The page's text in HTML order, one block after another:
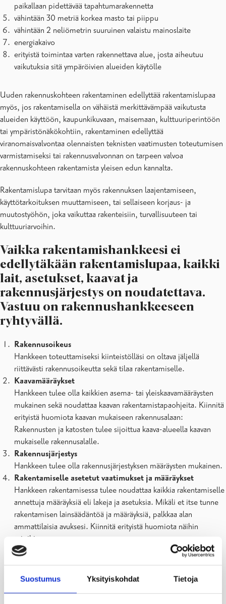
Suostumus Yksityiskohdat Tietoja
paikallaan pidettävää tapahtumarakennetta
vähintään 30 metriä korkea masto tai piippu
vähintään 2 neliömetrin suuruinen valaistu mainoslaite
energiakaivo
erityistä toimintaa varten rakennettava alue, josta aiheutuu
vaikutuksia sitä ympäröivien alueiden käytölle
Uuden rakennuskohteen rakentaminen edellyttää rakentamislupaa
myös, jos rakentamisella on vähäistä merkittävämpää vaikutusta
alueiden käyttöön, kaupunkikuvaan, maisemaan, kulttuuriperintöön
tai ympäristönäkökohtiin, rakentaminen edellyttää
viranomaisvalvontaa olennaisten teknisten vaatimusten toteutumisen
varmistamiseksi tai rakennusvalvonnan on tarpeen valvoa
rakennuskohteen rakentamista yleisen edun kannalta.
Rakentamislupa tarvitaan myös rakennuksen laajentamiseen,
käyttötarkoituksen muuttamiseen, tai sellaiseen korjaus- ja
muutostyöhön, joka vaikuttaa rakenteisiin, turvallisuuteen tai
kulttuuriarvoihin.
Vaikka rakentamishankkeesi ei
edellytäkään rakentamislupaa, kaikki
lait, asetukset, kaavat ja
rakennusjärjestys on noudatettava.
Vastuu on rakennushankkeeseen
ryhtyvällä.
Rakennusoikeus
Hankkeen toteuttamiseksi kiinteistölläsi on oltava jäljellä
riittävästi rakennusoikeutta sekä tilaa rakentamiselle.
Kaavamääräykset
Hankkeen tulee olla kaikkien asema- tai yleiskaavamääräysten
mukainen sekä noudattaa kaavan rakentamistapaohjeita. Kiinnitä
erityistä huomiota kaavan mukaiseen rakennusalaan:
Rakennusten ja katosten tulee sijoittua kaava-alueella kaavan
mukaiselle rakennusalalle.
Rakennusjärjestys
Hankkeen tulee olla rakennusjärjestyksen määräysten mukainen.
Rakentamiselle asetetut vaatimukset ja määräykset
Hankkeen rakentamisessa tulee noudattaa kaikkia rakentamiselle
annettuja määräyksiä eli lakeja ja asetuksia. Mikäli et itse tunne
rakentamisen lainsäädäntöä ja määräyksiä, palkkaa alan
ammattilaisia avuksesi. Kiinnitä erityistä huomiota näihin
asioihin:
palomääräykset (erityisesti silloin, kun rakennat lähelle
naapurin rajaa)